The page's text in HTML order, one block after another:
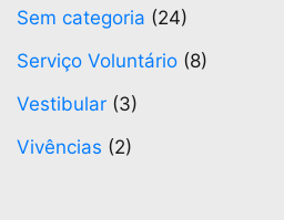
Sem categoria (24)
Serviço Voluntário (8)
Vestibular (3)
Vivências (2)